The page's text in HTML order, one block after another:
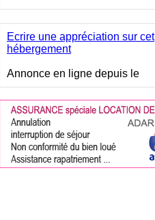
Ecrire une appréciation sur cet
hébergement
Annonce en ligne depuis le